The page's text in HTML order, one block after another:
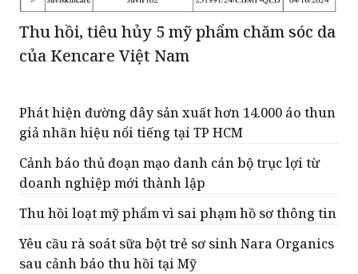
Thu hồi, tiêu hủy 5 mỹ phẩm chăm sóc da
của Kencare Việt Nam
Phát hiện đường dây sản xuất hơn 14.000 áo thun
giả nhãn hiệu nổi tiếng tại TP HCM
Cảnh báo thủ đoạn mạo danh cán bộ trục lợi từ
doanh nghiệp mới thành lập
Thu hồi loạt mỹ phẩm vì sai phạm hồ sơ thông tin
Yêu cầu rà soát sữa bột trẻ sơ sinh Nara Organics
sau cảnh báo thu hồi tại Mỹ